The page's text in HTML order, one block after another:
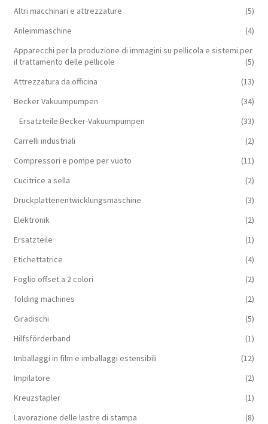
Altri macchinari e attrezzature
(5)
Anleimmaschine
(4)
Apparecchi per la produzione di immagini su pellicola e sistemi per
il trattamento delle pellicole
(5)
Attrezzatura da officina
(13)
Becker Vakuumpumpen
(34)
Ersatzteile Becker-Vakuumpumpen
(33)
Carrelli industriali
(2)
Compressori e pompe per vuoto
(11)
Cucitrice a sella
(2)
Druckplattenentwicklungsmaschine
(3)
Elektronik
(2)
Ersatzteile
(1)
Etichettatrice
(4)
Foglio offset a 2 colori
(2)
folding machines
(2)
Giradischi
(5)
Hilfsförderband
(1)
Imballaggi in film e imballaggi estensibili
(12)
Impilatore
(2)
Kreuzstapler
(1)
Lavorazione delle lastre di stampa
(8)